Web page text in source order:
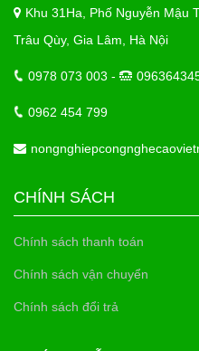
Khu 31Ha, Phố Nguyễn Mậu
Trâu Qùy, Gia Lâm, Hà Nội
0978 073 003 -
0962 454 799
CHÍNH SÁCH
Chính sách thanh toán
Chính sách vận chuyển
Chính sách đổi trả